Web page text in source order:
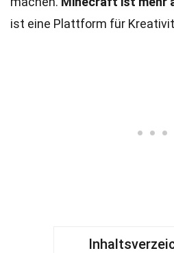
ist eine Plattform für